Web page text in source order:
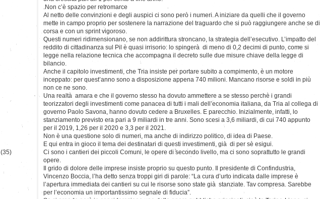
.Non c’è spazio per retromarce
Al netto delle convinzioni e degli auspici ci sono però i numeri. A iniziare da quelli che il governo
mette in campo proprio per sostenere la narrazione del traguardo che si può raggiungere anche se di
corsa e con un sprint vigoroso.
Questi numeri ridimensionano, se non addirittura stroncano, la strategia dell’esecutivo. L’impatto del
reddito di cittadinanza sul Pil è quasi irrisorio: lo spingerà di meno di 0,2 decimi di punto, come si
legge nella relazione tecnica che accompagna il decreto sulle due misure chiave della legge di
bilancio.
Anche il capitolo investimenti, che Tria insiste per portare subito a compimento, è un motore
inceppato: per quest’anno sono a disposizione appena 740 milioni. Mancano risorse e soldi in più
non ce ne sono.
Una realtà amara e che il governo stesso ha dovuto ammettere a se stesso perchè i grandi
teorizzatori degli investimenti come panacea di tutti i mali dell’economia italiana, da Tria al collega di
governo Paolo Savona, hanno dovuto cedere a Bruxelles. E parecchio. Inizialmente, infatti, lo
stanziamento previsto era pari a 9 miliardi in tre anni. Sono scesi a 3,6 miliardi, di cui 740 appunto
per il 2019, 1,26 per il 2020 e 3,3 per il 2021.
Non è una questione solo di numeri, ma anche di indirizzo politico, di idea di Paese.
E qui entra in gioco il tema dei destinatari di questi investimenti, già di per sè esigui.
Ci sono i cantieri dei piccoli Comuni, le opere di secondo livello, ma ci sono soprattutto le grandi
opere.
Il grido di dolore delle imprese insiste proprio su questo punto. Il presidente di Confindustria,
Vincenzo Boccia, l’ha detto senza troppi giri di parole: “La cura d’urto indicata dalle imprese è
l’apertura immediata dei cantieri su cui le risorse sono state già stanziate. Tav compresa. Sarebbe
per l’economia un importantissimo segnale di fiducia”.
(35)